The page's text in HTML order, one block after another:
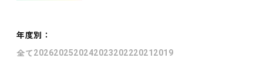
年度別 ：
全て202620252024202320222021 2019